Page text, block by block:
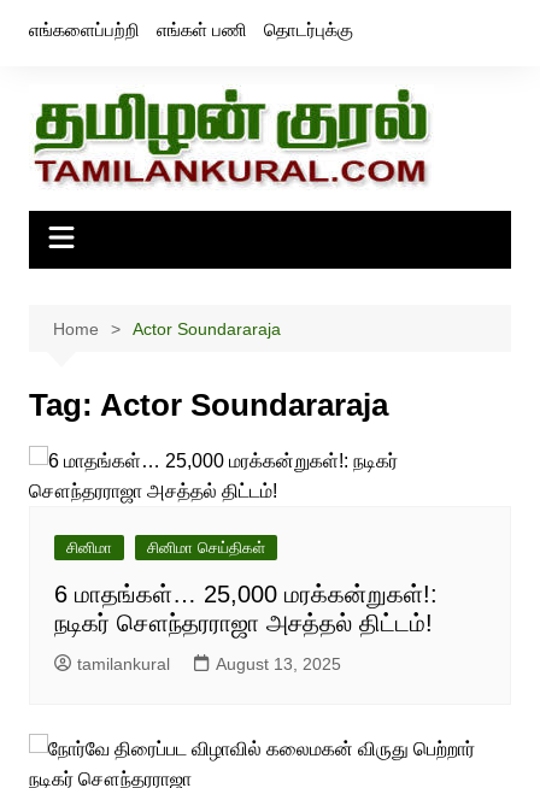
எங்களைப்பற்றி எங்கள் பணி தொடர்புக்கு
Home Actor Soundararaja
Tag: Actor Soundararaja
சினிமா சினிமா செய்திகள்
6 மாதங்கள்… 25,000 மரக்கன்றுகள்!:
நடிகர் சௌந்தரராஜா அசத்தல் திட்டம்!
tamilankural August 13, 2025